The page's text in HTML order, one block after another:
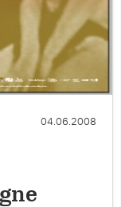
04.06.2008